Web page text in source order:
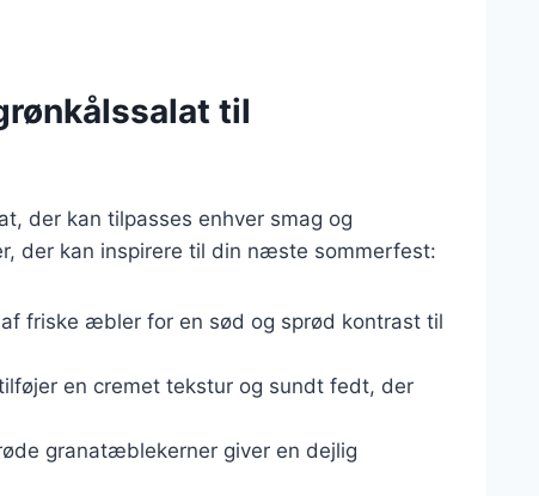
til
der kan tilpasses enhver smag og
der kan inspirere til din næste sommerfest:
friske æbler for en sød og sprød kontrast til
en cremet tekstur og sundt fedt, der
granatæblekerner giver en dejlig